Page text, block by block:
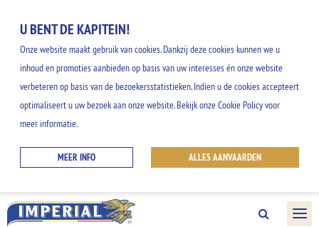
U BENT DE KAPITEIN!
Onze website maakt gebruik van cookies. Dankzij deze cookies kunnen we u
inhoud en promoties aanbieden op basis van uw interesses én onze website
verbeteren op basis van de bezoekersstatistieken. Indien u de cookies accepteert
optimaliseert u uw bezoek aan onze website. Bekijk onze Cookie Policy voor
meer informatie.
MEER INFO ALLES AANVAARDEN
ONZE RECEPTEN
Ontdek onze gemakkelijke en creatieve
ideeën, en geniet van alle smaken uit het